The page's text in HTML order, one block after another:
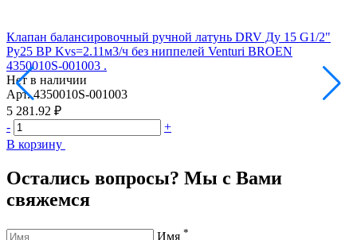
Клапан балансировочный ручной латунь DRV Ду 15 G1/2"
Ру25 ВР Kvs=2.11м3/ч без ниппелей Venturi BROEN
4350010S-001003 .
Нет в наличии
Арт. 4350010S-001003
5 281.92 ₽
-
+
В корзину
Остались вопросы? Мы с Вами
свяжемся
Имя *